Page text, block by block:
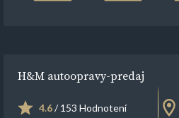
H&M autoopravy-predaj
4.6/ 153 Hodnotení